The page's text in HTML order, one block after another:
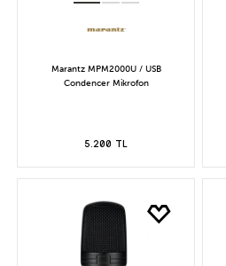
Marantz MPM2000U / USB
Condencer Mikrofon
5.200 TL